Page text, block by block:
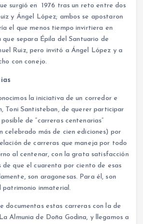
surgió en 1976 tras un reto entre dos
y Ángel López; ambos se apostaron
el que menos tiempo invirtiera en
separa Épila del Santuario de
Ruiz, pero invitó a Ángel López y a
con conejo.
la iniciativa de un corredor e
Toni Santisteban, de querer participar
de “carreras centenarias”
celebrado más de cien ediciones) por
de carreras que maneja por todo
al centenar, con la grata satisfacción
de que el cuarenta por ciento de esas
son aragonesas. Para él, son
inmaterial.
documentas estas carreras con la de
Almunia de Doña Godina, y llegamos a